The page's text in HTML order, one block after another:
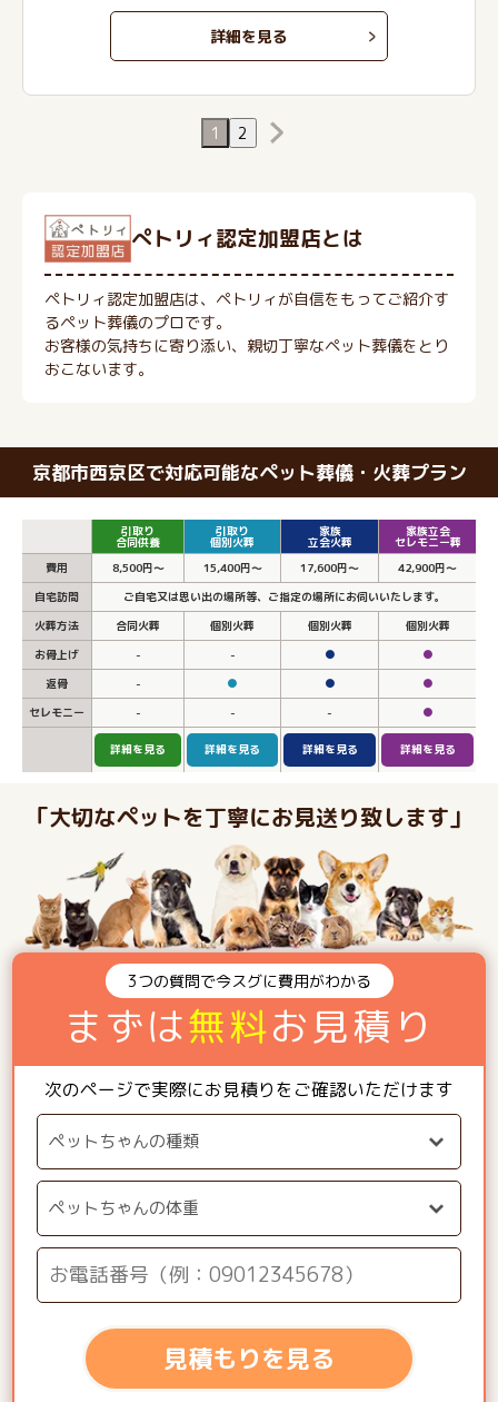
詳細を見る
1 2
ぺトリィ認定加盟店とは
ペトリィ認定加盟店は、ペトリィが自信をもってご紹介す
るペット葬儀のプロです。
お客様の気持ちに寄り添い、親切丁寧なペット葬儀をとり
おこないます。
京都市西京区で対応可能なペット葬儀・火葬プラン
引取り
合同供養
引取り
個別火葬
家族
立会火葬
家族立会
セレモニー葬
費用
8,500円～ 15,400円～ 17,600円～
42,900円～
自宅訪問
ご自宅又は思い出の場所等、ご指定の場所にお伺いいたします。
火葬方法
合同火葬 個別火葬 個別火葬
個別火葬
お骨上げ
- - ●
●
返骨
- ● ●
●
セレモニー
- - - ●
詳細を見る 詳細を見る 詳細を見る 詳細を見る
「大切なペットを丁寧にお見送り致します」
3つの質問で今スグに費用がわかる
まずは無料お見積り
次のページで実際にお見積りをご確認いただけます
見積もりを見る